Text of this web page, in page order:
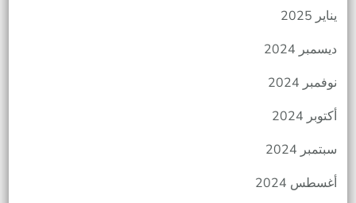
يناير 2025
ديسمبر 2024
نوفمبر 2024
أكتوبر 2024
سبتمبر 2024
أغسطس 2024